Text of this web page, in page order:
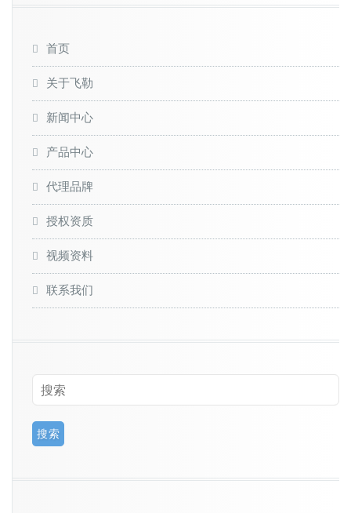
首页
关于飞勒
新闻中心
产品中心
代理品牌
授权资质
视频资料
联系我们